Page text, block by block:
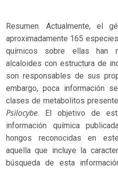
Resumen. Actualmente, el
aproximadamente 165
químicos sobre ellas han
alcaloides con estructura de
son responsables de sus
embargo, poca información
clases de metabolitos
Psilocybe. El objetivo de
información química
hongos reconocidas en
aquella que incluye la
búsqueda de esta